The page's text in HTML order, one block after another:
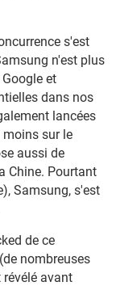
s'est
n'est plus
Google et
dans nos
lancées
moins sur le
aussi de
Chine. Pourtant
Samsung, s'est
de ce
nombreuses
avant